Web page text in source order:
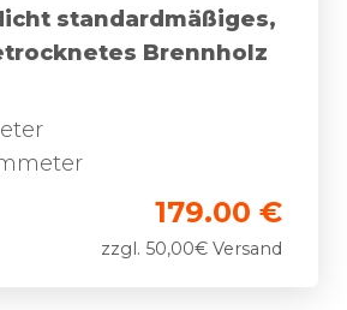
standardmäßiges,
Brennholz
179.00 €
zzgl. 50,00€ Versand